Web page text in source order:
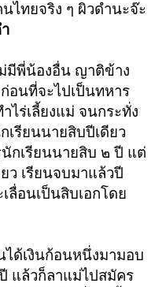
นไทยจริง ๆ ผิวดำนะจ๊ะ
มีพี่น้องอื่น ญาติข้าง
อนที่จะไปเป็นทหาร
ไร่เลี้ยงแม่ จนกระทั่ง
รียนนายสิบปีเดียว
กเรียนนายสิบ ๒ ปี แต่
เรียนจบมาแล้วปี
ลื่อนเป็นสิบเอกโดย
ด้เงินก้อนหนึ่งมามอบ
แล้วก็ลาแม่ไปสมัคร